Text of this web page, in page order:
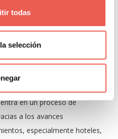
todas
selección
para
de
turísticos
0 Comentarios
en un proceso de
a los avances
especialmente hoteles,